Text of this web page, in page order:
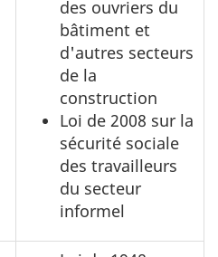
des ouvriers du
bâtiment et
d'autres secteurs
de la
construction
Loi de 2008 sur la
sécurité sociale
des travailleurs
du secteur
informel